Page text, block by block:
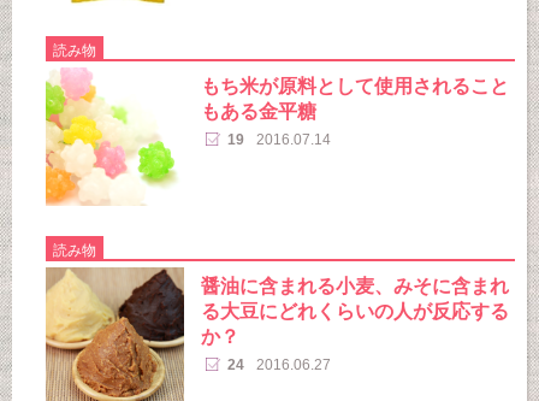
読み物
もち米が原料として使用されること
もある金平糖
19 2016.07.14
読み物
醤油に含まれる小麦、みそに含まれ
る大豆にどれくらいの人が反応する
か？
24 2016.06.27